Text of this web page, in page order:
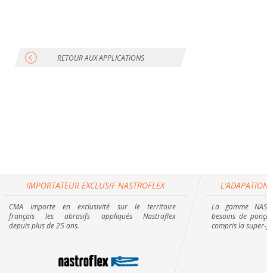
RETOUR AUX APPLICATIONS
IMPORTATEUR EXCLUSIF NASTROFLEX
CMA importe en exclusivité sur le territoire
français les abrasifs appliqués Nastroflex
depuis plus de 25 ans.
La gamme
besoins de
compris la